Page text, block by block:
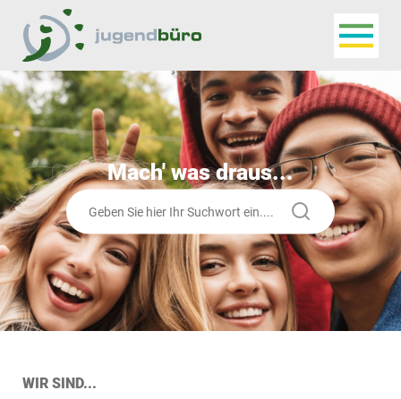
Jugendbüro
Mach' was draus...
Suchen
WIR SIND...